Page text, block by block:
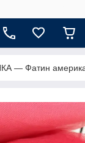
— Фатин